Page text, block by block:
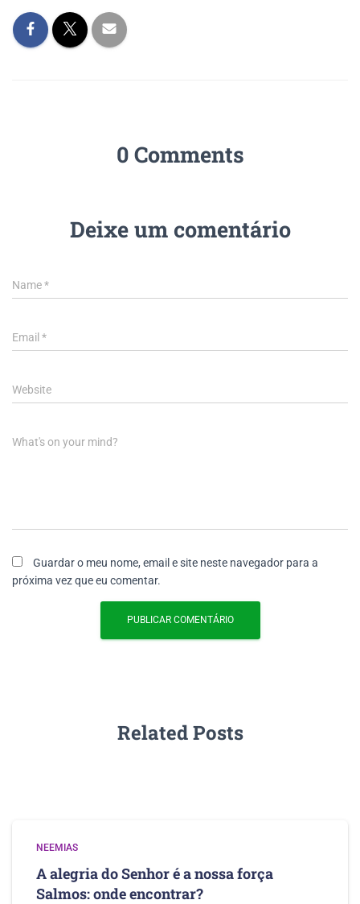
0 Comments
Deixe um comentário
Name*
Email *
Website
What's on your mind?
Guardar o meu nome, email e site neste navegador para a
próxima vez que eu comentar.
Related Posts
NEEMIAS
A alegria do Senhor é a nossa força
Salmos: onde encontrar?